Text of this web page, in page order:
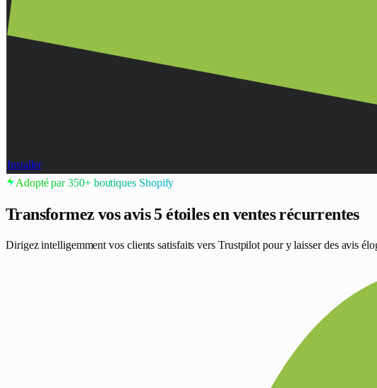
Installer
Adopté par 350+ boutiques Shopify
Transformez vos avis 5 étoiles en ventes récurrentes
Dirigez intelligemment vos clients satisfaits vers Trustpilot pour y laisser des avis